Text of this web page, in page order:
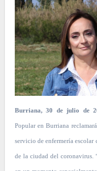
Burriana, 30 de julio de
Popular en Burriana
servicio de enfermería
de la ciudad del coronavirus.